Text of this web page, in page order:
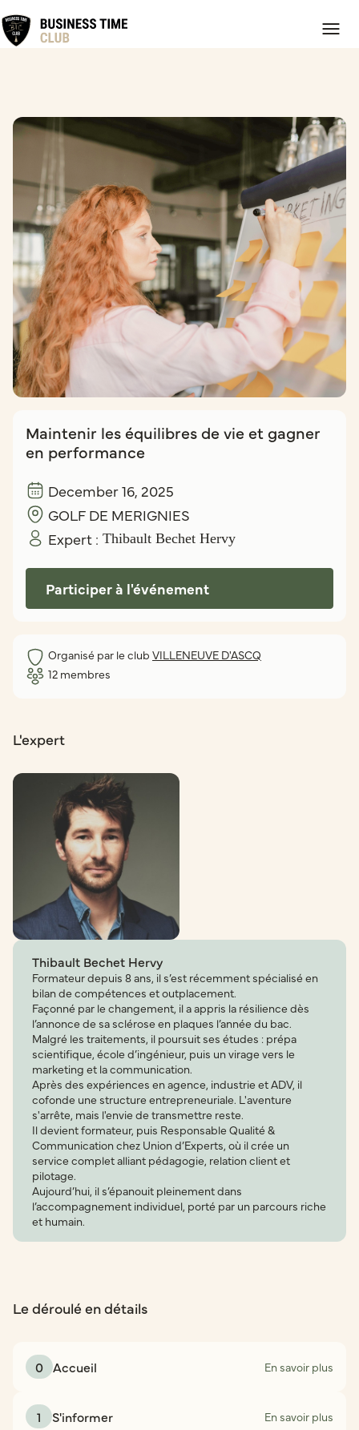
Maintenir les équilibres de vie et gagner
en performance
December 16, 2025
GOLF DE MERIGNIES
Expert : Thibault Bechet Hervy
Participer à l'événement
Organisé par le club VILLENEUVE D'ASCQ
12 membres
L'expert
Thibault Bechet Hervy
Formateur depuis 8 ans, il s’est récemment spécialisé en
bilan de compétences et outplacement.
Façonné par le changement, il a appris la résilience dès
l’annonce de sa sclérose en plaques l’année du bac.
Malgré les traitements, il poursuit ses études : prépa
scientifique, école d’ingénieur, puis un virage vers le
marketing et la communication.
Après des expériences en agence, industrie et ADV, il
cofonde une structure entrepreneuriale. L'aventure
s'arrête, mais l'envie de transmettre reste.
Il devient formateur, puis Responsable Qualité &
Communication chez Union d’Experts, où il crée un
service complet alliant pédagogie, relation client et
pilotage.
Aujourd’hui, il s’épanouit pleinement dans
l’accompagnement individuel, porté par un parcours riche
et humain.
Le déroulé en détails
0 Accueil En savoir plus
1 S'informer En savoir plus